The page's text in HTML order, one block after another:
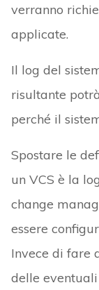
verranno
applicate.
Il log del
risultante
perché il
Spostare le
un VCS è la
change
essere
Invece di fare
delle